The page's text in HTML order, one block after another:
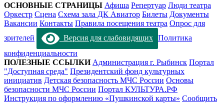
ОСНОВНЫЕ СТРАНИЦЫ Афиша Репертуар Люди театра
Оркестр Сцена Схема зала ДК Авиатор Билеты Документы
Вакансии Контакты Правила посещения театра Опрос для
зрителей
Версия для слабовидящих Политика
конфиденциальности
ПОЛЕЗНЫЕ ССЫЛКИ Администрация г. Рыбинск Портал
"Доступная среда" Президентский фонд культурных
инициатив Детская безопасность МЧС России Основы
безопасности МЧС России Портал КУЛЬТУРА.РФ
Инструкция по оформлению «Пушкинской карты» Сообщить